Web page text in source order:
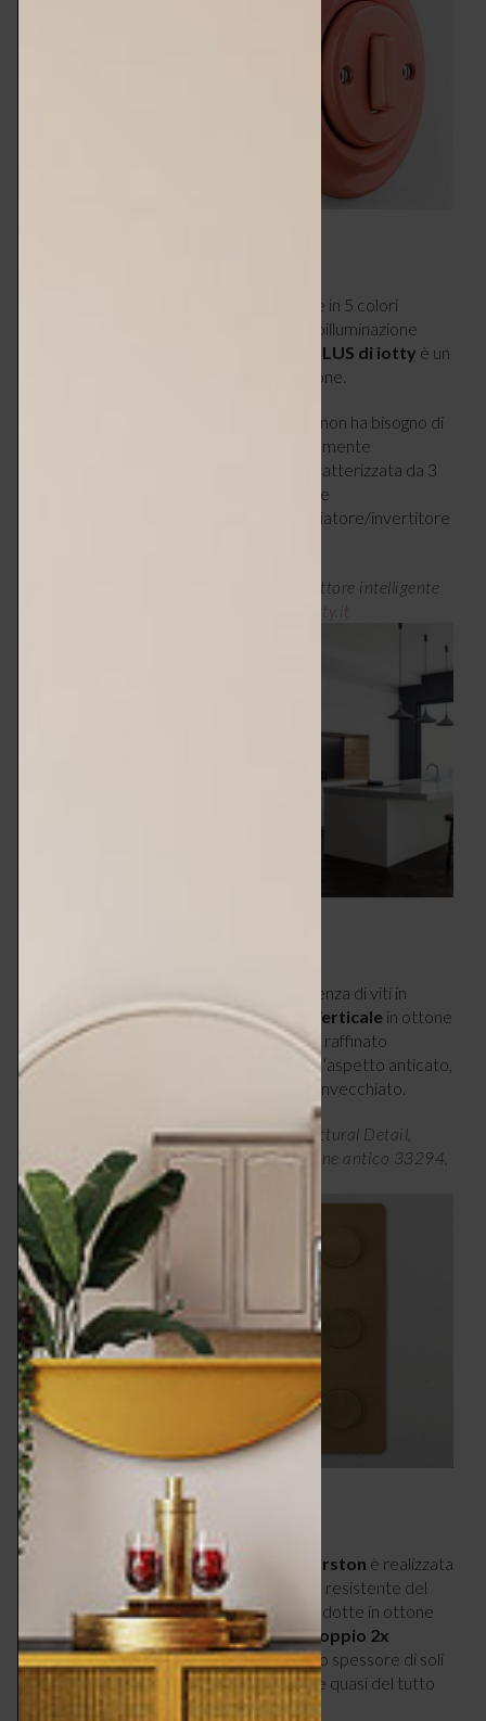
Realizzata in vetro temperato, disponibile in 5 colori
(bianco, nero, blu, grigio, sabbia), con retroilluminazione
i3 PLUS di iotty è un
interruttore wifi smart di ultima generazione.
Si collega direttamente al Wi-Fi di casa e non ha bisogno di
centraline aggiuntive (ma funziona manualmente
anche senza Wi-Fi). La placca touch è caratterizzata da 3
tasti attivabili e configurabili singolarmente
come interruttore on/off, pulsante, o deviatore/invertitore
Collezione i3 PLUS di iotty, I3 Plus Interruttore intelligente
iotty.it
Con uno spessore di soli 1,5 mm e un’assenza di viti in
superficie, la placcaTriplo 3x Dimmer Verticale in ottone
antico di
è stata pensata per un raffinato
posizionamento a filo muro. Per rendere l’aspetto anticato,
l’ottone viene appositamente trattato e invecchiato.
Linea in ottone antico di Corston Architectural Detail,
placca Triplo 3x Dimmer Verticale in Ottone antico 33294,
prezzo da €284,26 – corston.com
6 – ORIGINALE
La collezione di placche trasparenti di Corston è realizzata
in policarbonato, materiale più flessibile e resistente del
solito acrilico; mentre le levette sono prodotte in ottone
massiccio nella finitura bronzo. QuestoDoppio 2x
Interruttore a Levetta Verticaleha uno spessore di soli
2 mm e ha una faccia senza viti per essere quasi del tutto
invisibile sul muro.